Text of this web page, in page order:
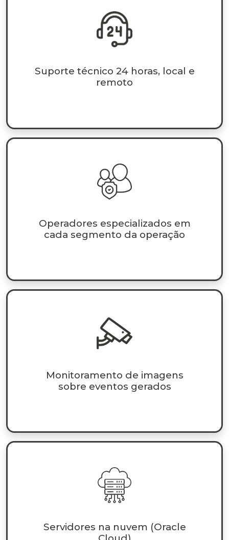
Suporte técnico 24 horas, local e
remoto
Operadores especializados em
cada segmento da operação
Monitoramento de imagens
sobre eventos gerados
Servidores na nuvem (Oracle